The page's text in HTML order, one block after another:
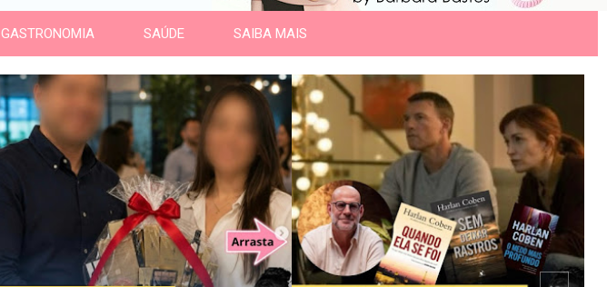
GASTRONOMIA SAÚDE SAIBA MAIS